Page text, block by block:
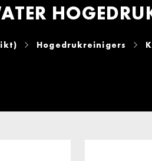
Hogedrukreinigers